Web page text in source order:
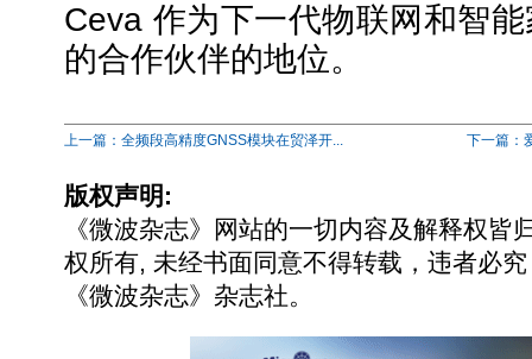
Ceva 作为下一代物联网和智
的合作伙伴的地位。
上一篇：全频段高精度GNSS模块在贸泽开... 下一篇：
版权声明:
《微波杂志》网站的一切内容及解释权皆
权所有, 未经书面同意不得转载，违者必
《微波杂志》杂志社。